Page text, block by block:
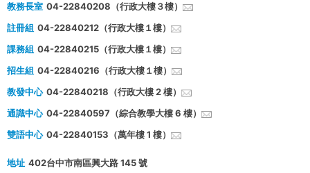
教務長室 04-22840208（行政大樓３樓）
註冊組 04-22840212（行政大樓１樓）
課務組 04-22840215（行政大樓１樓）
招生組 04-22840216（行政大樓１樓）
教發中心 04-22840218（行政大樓 2 樓）
通識中心 04-22840597（綜合教學大樓 6 樓）
雙語中心 04-22840153（萬年樓 1 樓）
地址 402台中市南區興大路 145 號